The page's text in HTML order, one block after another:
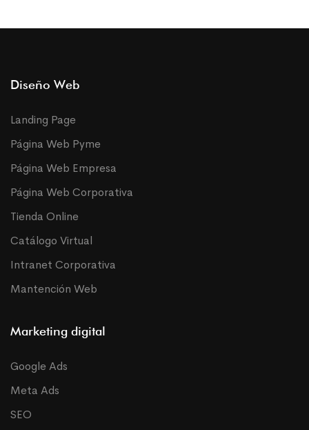
Diseño Web
Landing Page
Página Web Pyme
Página Web Empresa
Página Web Corporativa
Tienda Online
Catálogo Virtual
Intranet Corporativa
Mantención Web
Marketing digital
Google Ads
Meta Ads
SEO